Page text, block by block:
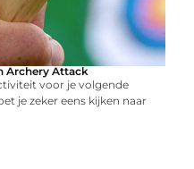
Archery Attack
voor je volgende
je zeker eens kijken naar